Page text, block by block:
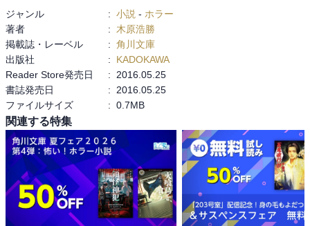
ジャンル : 小説 - ホラー
著者
:
木原浩勝
掲載誌・レーベル
: 角川文庫
出版社
:
KADOKAWA
Reader Store発売日
:
2016.05.25
書誌発売日
:
2016.05.25
ファイルサイズ
: 0.7MB
関連する特集